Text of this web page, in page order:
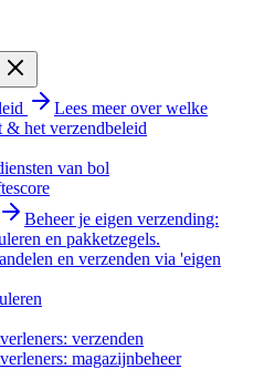
Lees meer over welke
& het verzendbeleid
van bol
Beheer je eigen verzending:
en pakketzegels.
en verzenden via 'eigen
verzenden
magazijnbeheer